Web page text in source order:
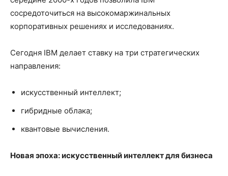
сосредоточиться на высокомаржинальных
корпоративных решениях и исследованиях.
Сегодня IBM делает ставку на три стратегических
направления:
искусственный интеллект;
гибридные облака;
квантовые вычисления.
Новая эпоха: искусственный интеллект для бизнеса